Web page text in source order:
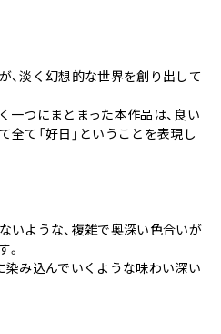
、淡く幻想的な世界を創り出して
一つにまとまった本作品は、良い
て「好日」ということを表現し
いような、複雑で奥深い色合いが
。
染み込んでいくような味わい深い